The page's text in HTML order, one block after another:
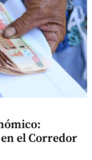
el Corredor